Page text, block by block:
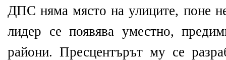
ДПС няма място на улиците, поне
лидер се появява уместно,
райони. Пресцентърът му се